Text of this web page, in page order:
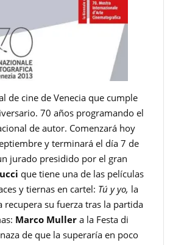
de cine de Venecia que cumple
70 años programando el
de autor. Comenzará hoy
y terminará el día 7 de
jurado presidido por el gran
que tiene una de las películas
y tiernas en cartel: Tú y yo, la
recupera su fuerza tras la partida
Marco Mullera la Festa di
de que la superaría en poco